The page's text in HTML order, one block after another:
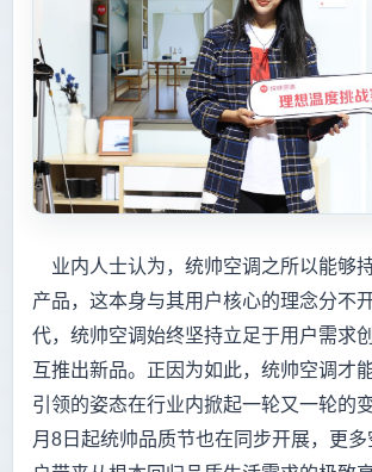
业内人士认为，统帅空调之所以能够
产品，这本身与其用户核心的理念分不
代，统帅空调始终坚持立足于用户需求
互推出新品。正因为如此，统帅空调才
引领的姿态在行业内掀起一轮又一轮的
月8日起统帅品质节也在同步开展，更多